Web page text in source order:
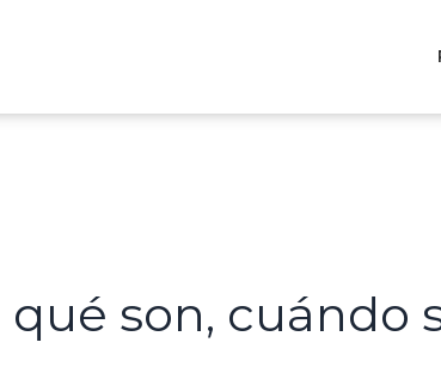
qué son, cuándo